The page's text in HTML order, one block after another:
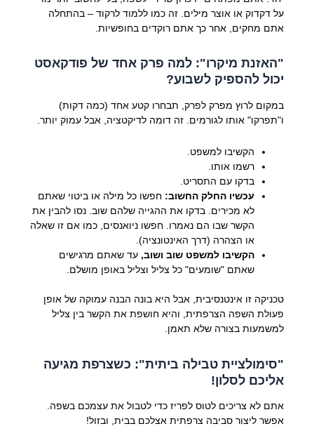
על דקדוק או אוצר מילים. זה כמו ללמוד לרקוד – בהתחלה
אתם מחקים, אחר כך אתם רוקדים בחופשיות.
"האזנת מיקרו": למה פרק אחד של פודקאסט
יכול להספיק לשבוע?
במקום לרוץ מפרק לפרק, תבחרו קטע אחד (כמה דקות)
ו"תפרקו" אותו לגורמים. זה דומה לדיקטציה, אבל עמוק יותר.
הקשיבו למשפט.
רשמו אותו.
בדקו עם התסריט.
עכשיו החלק החשוב: חפשו כל מילה או ביטוי שאתם
לא מכירים. בדקו את ההגייה שלהם שוב. נסו להבין את
הקשר שבו הם נאמרו. חפשו ניואנסים, כמו אם זו שאלה
או הצהרה (דרך האינטונציה).
הקשיבו למשפט שוב ושוב, עד שאתם מרגישים
שאתם "שומעים" כל צליל וצליל באופן מושלם.
טכניקה זו אינטנסיבית, אבל היא בונה הבנה עמוקה של אופן
פעולת השפה הצרפתית, והיא חושפת את הקשר בין צליל
למשמעות בצורה שלא תאמן.
"סימולציית טבילה ביתית": כשצרפת מגיעה
אליכם לסלון!
אתם לא צריכים לטוס לפריז כדי לטבול את עצמכם בשפה.
אפשר ליצור סביבה צרפתית אצלכם בבית, ובזול!